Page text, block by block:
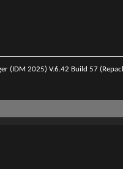
2025) V.6.42 Build 57